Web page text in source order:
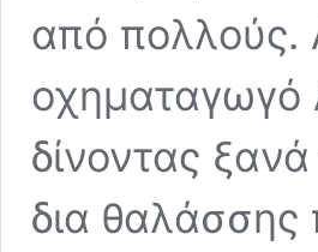
από πολλούς.
οχηματαγωγό
δίνοντας
δια